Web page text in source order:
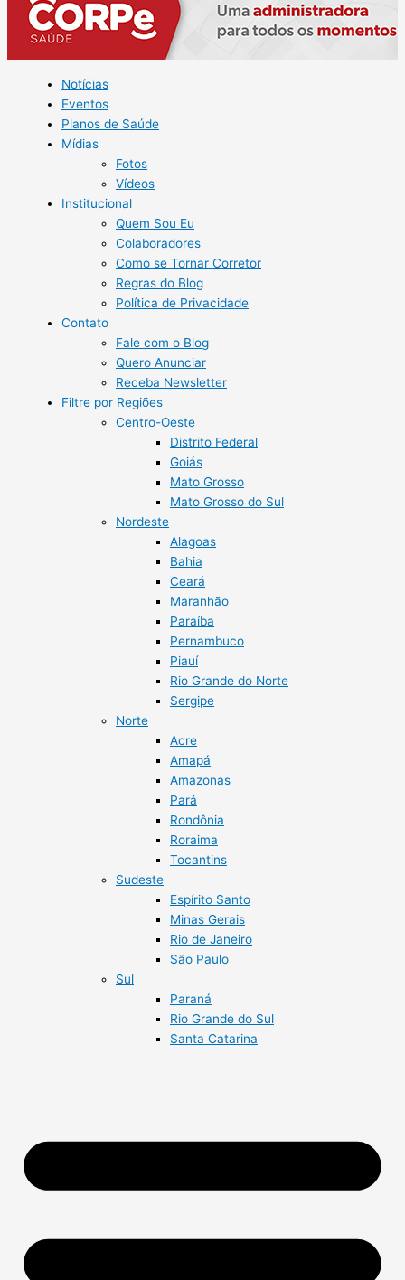
Notícias
Eventos
Planos de Saúde
Mídias
Fotos
Vídeos
Institucional
Quem Sou Eu
Colaboradores
Como se Tornar Corretor
Regras do Blog
Política de Privacidade
Contato
Fale com o Blog
Quero Anunciar
Receba Newsletter
Filtre por Regiões
Centro-Oeste
Distrito Federal
Goiás
Mato Grosso
Mato Grosso do Sul
Nordeste
Alagoas
Bahia
Ceará
Maranhão
Paraíba
Pernambuco
Piauí
Rio Grande do Norte
Sergipe
Norte
Acre
Amapá
Amazonas
Pará
Rondônia
Roraima
Tocantins
Sudeste
Espírito Santo
Minas Gerais
Rio de Janeiro
São Paulo
Sul
Paraná
Rio Grande do Sul
Santa Catarina